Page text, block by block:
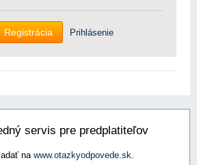
Registrácia Prihlásenie
servis pre predplatiteľov
na www.otazkyodpovede.sk.